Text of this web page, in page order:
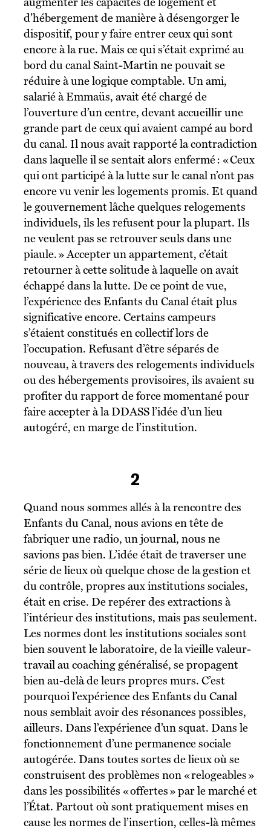
d’hébergement de manière à désengorger le
dispositif, pour y faire entrer ceux qui sont
encore à la rue. Mais ce qui s’était exprimé au
bord du canal Saint-Martin ne pouvait se
réduire à une logique comptable. Un ami,
salarié à Emmaüs, avait été chargé de
l’ouverture d’un centre, devant accueillir une
grande part de ceux qui avaient campé au bord
du canal. Il nous avait rapporté la contradiction
dans laquelle il se sentait alors enfermé : « Ceux
qui ont participé à la lutte sur le canal n’ont pas
encore vu venir les logements promis. Et quand
le gouvernement lâche quelques relogements
individuels, ils les refusent pour la plupart. Ils
ne veulent pas se retrouver seuls dans une
piaule. » Accepter un appartement, c’était
retourner à cette solitude à laquelle on avait
échappé dans la lutte. De ce point de vue,
l’expérience des Enfants du Canal était plus
significative encore. Certains campeurs
s’étaient constitués en collectif lors de
l’occupation. Refusant d’être séparés de
nouveau, à travers des relogements individuels
ou des hébergements provisoires, ils avaient su
profiter du rapport de force momentané pour
faire accepter à la DDASS l’idée d’un lieu
autogéré, en marge de l’institution.
2
Quand nous sommes allés à la rencontre des
Enfants du Canal, nous avions en tête de
fabriquer une radio, un journal, nous ne
savions pas bien. L’idée était de traverser une
série de lieux où quelque chose de la gestion et
du contrôle, propres aux institutions sociales,
était en crise. De repérer des extractions à
l’intérieur des institutions, mais pas seulement.
Les normes dont les institutions sociales sont
bien souvent le laboratoire, de la vieille valeur-
travail au coaching généralisé, se propagent
bien au-delà de leurs propres murs. C’est
pourquoi l’expérience des Enfants du Canal
nous semblait avoir des résonances possibles,
ailleurs. Dans l’expérience d’un squat. Dans le
fonctionnement d’une permanence sociale
autogérée. Dans toutes sortes de lieux où se
construisent des problèmes non « relogeables »
dans les possibilités « offertes » par le marché et
l’État. Partout où sont pratiquement mises en
cause les normes de l’insertion, celles-là mêmes